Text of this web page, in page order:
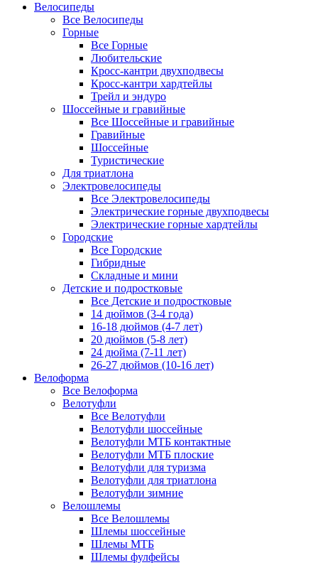
Велосипеды
Все Велосипеды
Горные
Все Горные
Любительские
Кросс-кантри двухподвесы
Кросс-кантри хардтейлы
Трейл и эндуро
Шоссейные и гравийные
Все Шоссейные и гравийные
Гравийные
Шоссейные
Туристические
Для триатлона
Электровелосипеды
Все Электровелосипеды
Электрические горные двухподвесы
Электрические горные хардтейлы
Городские
Все Городские
Гибридные
Складные и мини
Детские и подростковые
Все Детские и подростковые
14 дюймов (3-4 года)
16-18 дюймов (4-7 лет)
20 дюймов (5-8 лет)
24 дюйма (7-11 лет)
26-27 дюймов (10-16 лет)
Велоформа
Все Велоформа
Велотуфли
Все Велотуфли
Велотуфли шоссейные
Велотуфли МТБ контактные
Велотуфли МТБ плоские
Велотуфли для туризма
Велотуфли для триатлона
Велотуфли зимние
Велошлемы
Все Велошлемы
Шлемы шоссейные
Шлемы МТБ
Шлемы фулфейсы